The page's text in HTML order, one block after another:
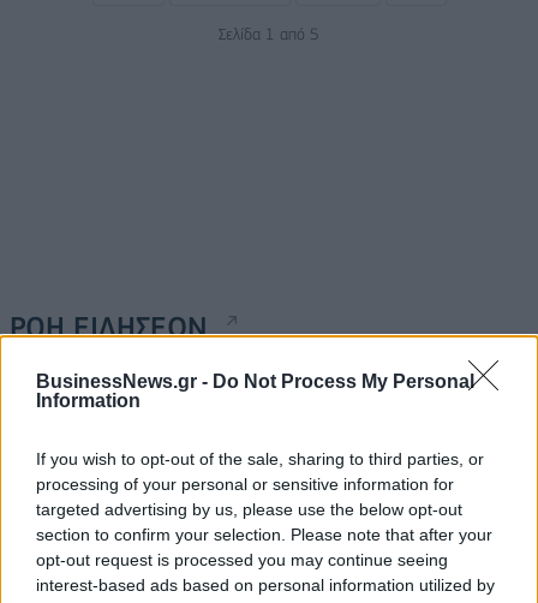
BusinessNews.gr - Do Not Process My Personal
Information
If you wish to opt-out of the sale, sharing to third parties, or
processing of your personal or sensitive information for
targeted advertising by us, please use the below opt-out
section to confirm your selection. Please note that after your
opt-out request is processed you may continue seeing
interest-based ads based on personal information utilized by
Σελίδα 1 από 5
ΡΟΗ ΕΙΔΗΣΕΩΝ
Κορυφώνεται η έξοδος του Αυγούστου – Πάνω από
λιμάνια της Αττικής
08/08/2026 - 14:30 ΕΛΛΑΔΑ
Δυτική Αττική: Η επόμενη ημέρα μετά τις πυρκαγιές
– Τα έργα Antinero και η «μάχη» πριν από τις
βροχές